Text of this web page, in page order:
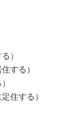
）
する）
住する）